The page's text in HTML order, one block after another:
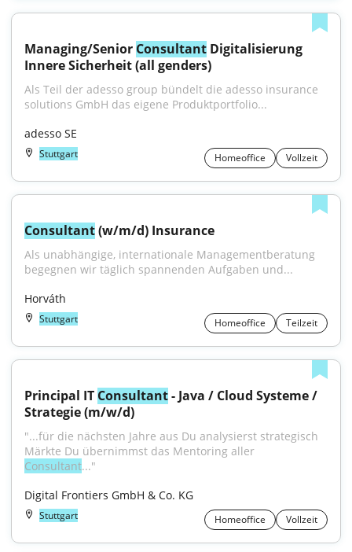
Managing/Senior Consultant Digitalisierung
Innere Sicherheit (all genders)
Als Teil der adesso group bündelt die adesso insurance
solutions GmbH das eigene Produktportfolio...
adesso SE
Stuttgart Homeoffice Vollzeit
Consultant (w/m/d) Insurance
Als unabhängige, internationale Managementberatung
begegnen wir täglich spannenden Aufgaben und...
Horváth
Stuttgart Homeoffice Teilzeit
Principal IT Consultant - Java / Cloud Systeme /
Strategie (m/w/d)
"...für die nächsten Jahre aus Du analysierst strategisch
Consultant..."
Digital Frontiers GmbH & Co. KG
Stuttgart Homeoffice Vollzeit